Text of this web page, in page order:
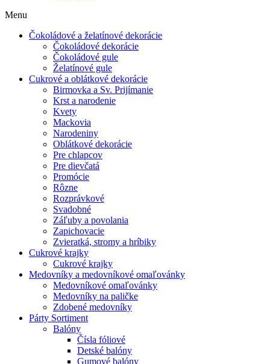
Menu
Čokoládové a želatínové dekorácie
Čokoládové dekorácie
Čokoládové gule
Želatínové gule
Cukrové a oblátkové dekorácie
Birmovka a Sv. Prijímanie
Krst a narodenie
Kvety
Mackovia
Narodeniny
Oblátkové dekorácie
Pre chlapcov
Pre dievčatá
Promócie
Rôzne
Rozprávkové
Svadobné
Záľuby a povolania
Zapichovacie
Zvieratká, stromy a hríbiky
Cukrové krajky
Cukrové krajky
Medovníky a medovníkové omaľovánky
Medovníkové omaľovánky
Medovníky na paličke
Zdobené medovníky
Párty Sortiment
Balóny
Čísla fóliové
Detské balóny
Gumové balóny